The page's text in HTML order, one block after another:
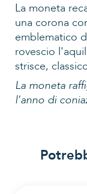
La moneta
una corona
emblematico
rovescio
strisce,
La moneta
l'anno di